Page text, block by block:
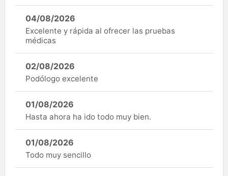
04/08/2026
Excelente y rápida al ofrecer las pruebas
médicas
02/08/2026
Podólogo excelente
01/08/2026
Hasta ahora ha ido todo muy bien.
01/08/2026
Todo muy sencillo